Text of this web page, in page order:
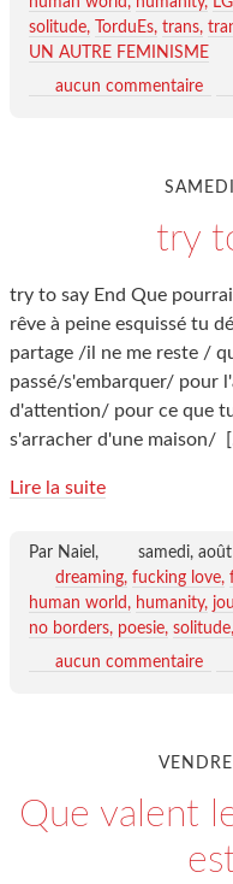
solitude
TorduEs trans
UN AUTRE FEMINISME
aucun commentaire
try
try to say End Que
rêve à peine esquissé tu
partage /il ne me reste /
passé/s'embarquer/ pour
d'attention/ pour ce que
s'arracher d'une maison/
Lire la suite
Par Naiel, samedi,
dreaming fucking love
human world
humanity
no borders poesie solitude
aucun commentaire
Que valent